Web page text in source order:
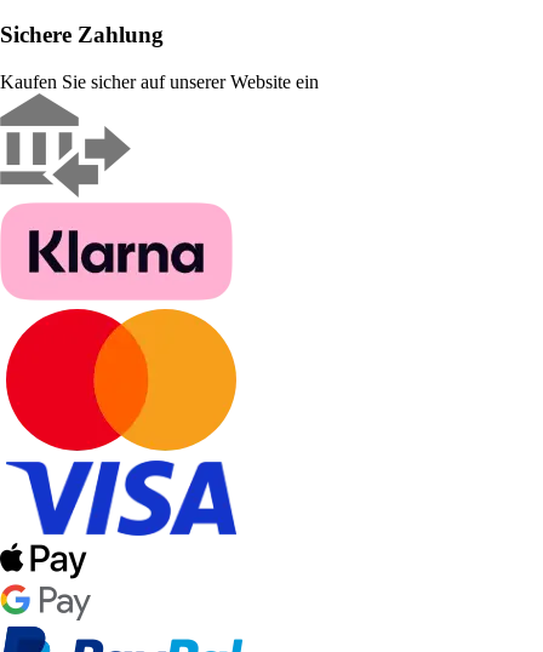
Sichere Zahlung
Kaufen Sie sicher auf unserer Website ein